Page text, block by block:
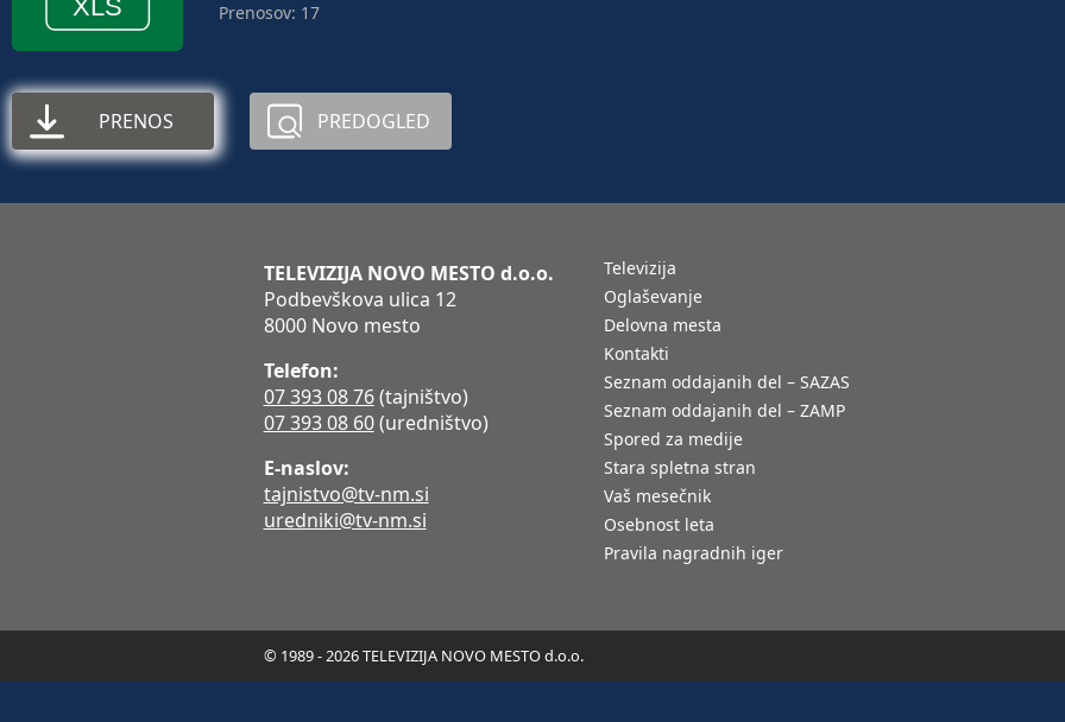
Prenosov: 17
PRENOS PREDOGLED
TELEVIZIJA NOVO MESTO d.o.o.
Podbevškova ulica 12
8000 Novo mesto
Telefon:
07 393 08 76(tajništvo)
07 393 08 60(uredništvo)
E-naslov:
tajnistvo@tv-nm.si
uredniki@tv-nm.si
Televizija
Oglaševanje
Delovna mesta
Kontakti
Seznam oddajanih del – SAZAS
Seznam oddajanih del – ZAMP
Spored za medije
Stara spletna stran
Vaš mesečnik
Osebnost leta
Pravila nagradnih iger
© 1989 - 2026 TELEVIZIJA NOVO MESTO d.o.o.